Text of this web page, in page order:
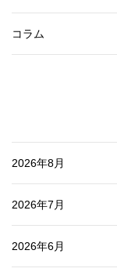
コラム
2026年8月
2026年7月
2026年6月